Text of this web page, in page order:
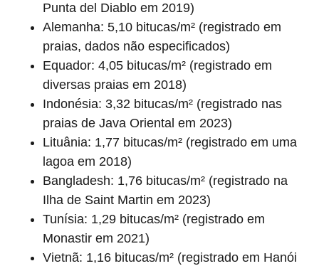
Punta del Diablo em 2019)
Alemanha: 5,10 bitucas/m² (registrado em
praias, dados não especificados)
Equador: 4,05 bitucas/m² (registrado em
diversas praias em 2018)
Indonésia: 3,32 bitucas/m² (registrado nas
praias de Java Oriental em 2023)
Lituânia: 1,77 bitucas/m² (registrado em uma
lagoa em 2018)
Bangladesh: 1,76 bitucas/m² (registrado na
Ilha de Saint Martin em 2023)
Tunísia: 1,29 bitucas/m² (registrado em
Monastir em 2021)
Vietnã: 1,16 bitucas/m² (registrado em Hanói